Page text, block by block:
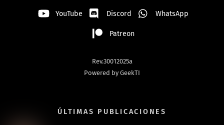
YouTube Discord WhatsApp
Patreon
Rev.30012025a
Powered by GeekTI
ÚLTIMAS PUBLICACIONES